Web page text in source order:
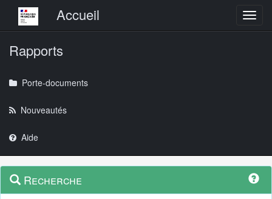
Menu principalAccueil
Rapports
Porte-documents
Nouveautés
Aide
Navigation
outils
Menu
contextuel
Recherche